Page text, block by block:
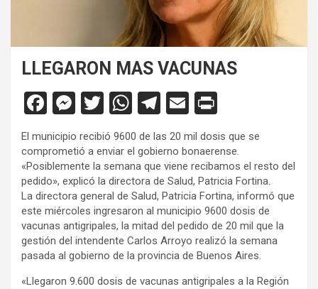
LLEGARON MAS VACUNAS
F
a
ce
b
o
o
k
M
es
se
n
g
er
T
wi
tt
er
W
h
at
s
A
p
p
T
el
e
gr
a
m
E
m
ail
in
tF
ri
e
n
dl
y
El municipio recibió 9600 de las 20 mil dosis que se
comprometió a enviar el gobierno bonaerense.
«Posiblemente la semana que viene recibamos el resto del
pedido», explicó la directora de Salud, Patricia Fortina.
La directora general de Salud, Patricia Fortina, informó que
este miércoles ingresaron al municipio 9600 dosis de
vacunas antigripales, la mitad del pedido de 20 mil que la
gestión del intendente Carlos Arroyo realizó la semana
pasada al gobierno de la provincia de Buenos Aires.
«Llegaron 9.600 dosis de vacunas antigripales a la Región